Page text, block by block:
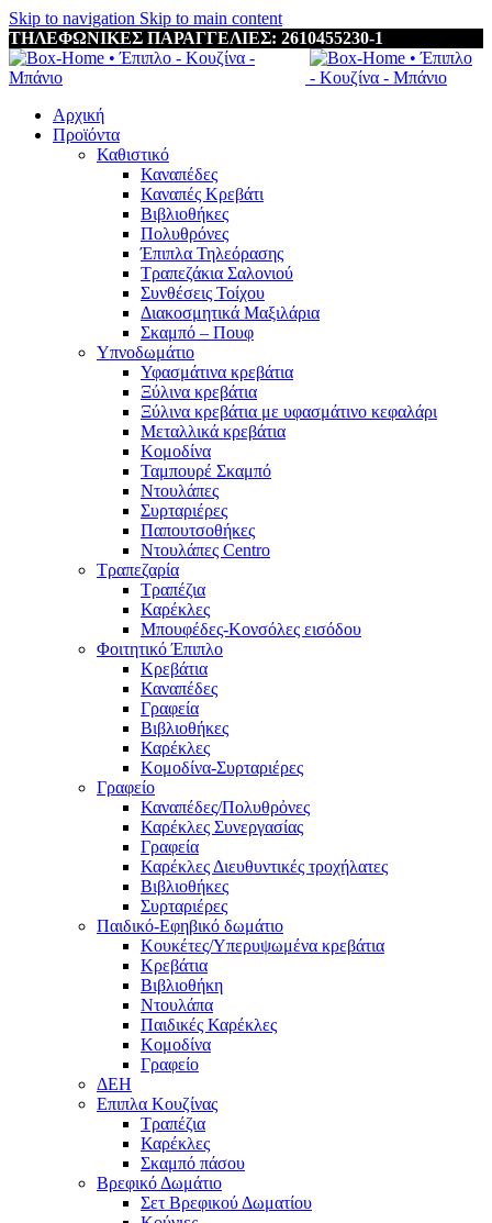
Skip to navigation Skip to main content
ΤΗΛΕΦΩΝΙΚΕΣ ΠΑΡΑΓΓΕΛΙΕΣ: 2610455230-1
Αρχική
Προϊόντα
Καθιστικό
Καναπέδες
Καναπές Κρεβάτι
Βιβλιοθήκες
Πολυθρόνες
Έπιπλα Τηλεόρασης
Τραπεζάκια Σαλονιού
Συνθέσεις Τοίχου
Διακοσμητικά Μαξιλάρια
Σκαμπό – Πουφ
Υπνοδωμάτιο
Υφασμάτινα κρεβάτια
Ξύλινα κρεβάτια
Ξύλινα κρεβάτια με υφασμάτινο κεφαλάρι
Mεταλλικά κρεβάτια
Κομοδίνα
Ταμπουρέ Σκαμπό
Ντουλάπες
Συρταριέρες
Παπουτσοθήκες
Ντουλάπες Centro
Τραπεζαρία
Τραπέζια
Καρέκλες
Μπουφέδες-Κονσόλες εισόδου
Φοιτητικό Έπιπλο
Κρεβάτια
Καναπέδες
Γραφεία
Βιβλιοθήκες
Καρέκλες
Κομοδίνα-Συρταριέρες
Γραφείο
Καναπέδες/Πολυθρὀνες
Καρέκλες Συνεργασίας
Γραφεία
Καρέκλες Διευθυντικές τροχήλατες
Βιβλιοθήκες
Συρταριέρες
Παιδικό-Εφηβικό δωμάτιο
Κουκέτες/Υπερυψωμένα κρεβάτια
Κρεβάτια
Βιβλιοθήκη
Ντουλάπα
Παιδικές Καρέκλες
Κομοδίνα
Γραφείο
ΔΕΗ
Επιπλα Κουζίνας
Τραπέζια
Καρέκλες
Σκαμπό πάσου
Βρεφικό Δωμάτιο
Σετ Βρεφικού Δωματίου